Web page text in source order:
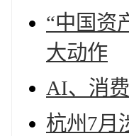
“中国资
大动作
AI、消
杭州7月